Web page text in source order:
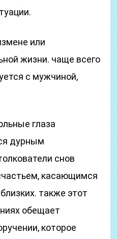
или
жизни. чаще всего
с мужчиной,
глаза
дурным
снов
касающимся
также этот
обещает
которое